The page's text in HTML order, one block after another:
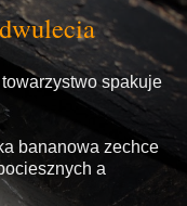
spakuje
bananowa zechce
a